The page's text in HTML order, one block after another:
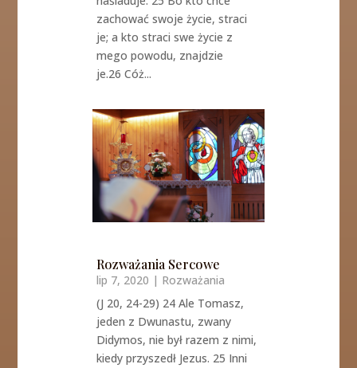
zachować swoje życie, straci
je; a kto straci swe życie z
mego powodu, znajdzie
je.26 Cóż...
Rozważania Sercowe
lip 7, 2020 | Rozważania
(J 20, 24-29) 24 Ale Tomasz,
jeden z Dwunastu, zwany
Didymos, nie był razem z nimi,
kiedy przyszedł Jezus. 25 Inni